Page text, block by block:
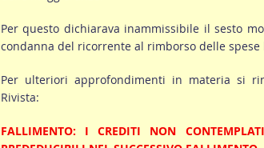
Per questo dichiarava inammissibile il sesto
condanna del ricorrente al rimborso delle spese
Per ulteriori approfondimenti in materia si
Rivista:
FALLIMENTO: I CREDITI NON